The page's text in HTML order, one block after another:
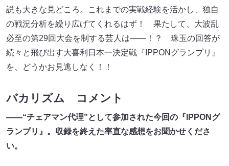
説も大きな見どころ。これまでの実戦経験を活かし、独自
の戦況分析を繰り広げてくれるはず！ 果たして、大波乱
必至の第29回大会を制する芸人は――！？ 珠玉の回答が
続々と飛び出す大喜利日本一決定戦『IPPONグランプリ』
を、どうかお見逃しなく！！
バカリズム コメント
――“チェアマン代理”として参加された今回の『IPPONグ
ランプリ』。収録を終えた率直な感想をお聞かせくださ
い。